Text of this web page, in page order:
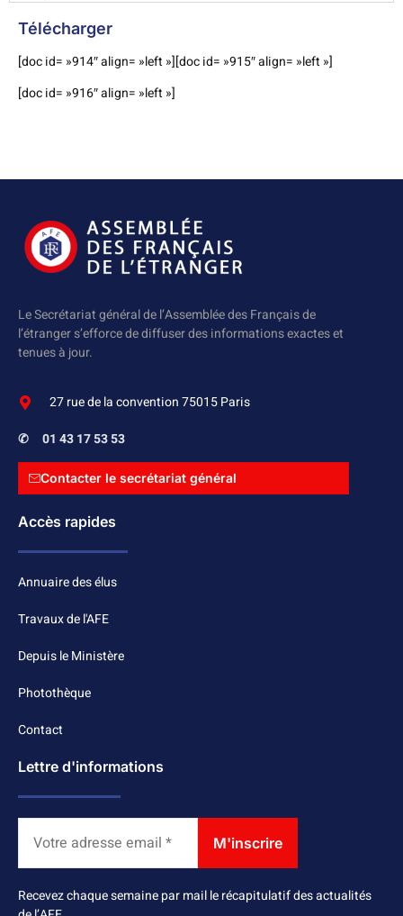
Télécharger
[doc id= »914″ align= »left »][doc id= »915″ align= »left »]
[doc id= »916″ align= »left »]
Le Secrétariat général de l’Assemblée des Français de
l’étranger s’efforce de diffuser des informations exactes et
tenues à jour.
27 rue de la convention 75015 Paris
✆ 01 43 17 53 53
Contacter le secrétariat général
Accès rapides
Annuaire des élus
Travaux de l'AFE
Depuis le Ministère
Photothèque
Contact
Lettre d'informations
Recevez chaque semaine par mail le récapitulatif des actualités